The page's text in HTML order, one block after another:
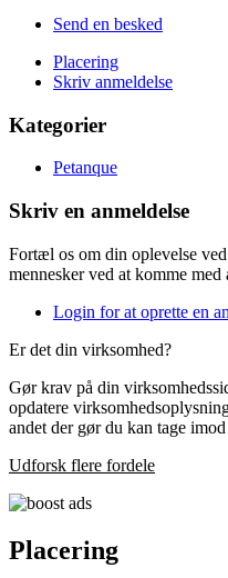
Send en besked
Placering
Skriv anmeldelse
Kategorier
Petanque
Skriv en anmeldelse
Fortæl os om din oplevelse ved
mennesker ved at komme
Login for at oprette en
Er det din virksomhed?
Gør krav på din
opdatere
andet der gør du kan tage
Udforsk flere fordele
Placering